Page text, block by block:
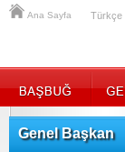
Ana Sayfa Türkçe
Genel Başkan